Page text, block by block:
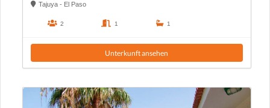
Tajuya - El Paso
2 1 1
Unterkunft ansehen